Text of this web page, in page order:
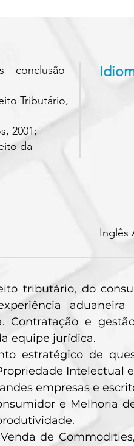
– conclusão
Tributário,
2001;
da
Inglês
tributário, do
Contratação e
equipe jurídica.
estratégico de
Intelectual
empresas e
e Melhoria
de